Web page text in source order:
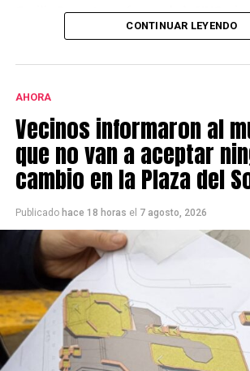
Cecilia Bouzat, profesora de la UNS e
superior del CONICET, explicó que en
7, una molécula que interviene en la
Según explicó, “todavía no hay
para este receptor. Por eso lo estamos
evidencias claras de que activarlo o
tan compleja. Por ejemplo, todo lo
procesos de memoria y cognición se ve
cuando el receptor se activa”, remarcó.
“Esto es ciencia básica, pero es
fundamental para que, más adelante,
en el desarrollo de fármacos utilizables”.
CONTINUAR LEYENDO
AHORA
Vecinos informaron al
que no van a aceptar
cambio en la Plaza del
Publicado hace 18 horas el 7 agosto, 2026